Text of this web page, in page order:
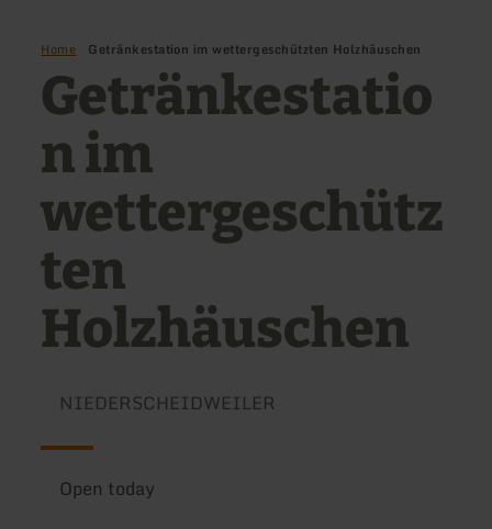
Home Getränkestation im wettergeschützten Holzhäuschen
Getränkestatio
n im
wettergeschütz
ten
Holzhäuschen
NIEDERSCHEIDWEILER
Open today